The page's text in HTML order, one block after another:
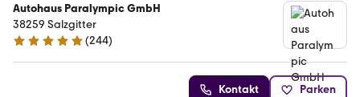
Autohaus Paralympic GmbH
38259 Salzgitter
5 Sterne
(244)
Kontakt Parken